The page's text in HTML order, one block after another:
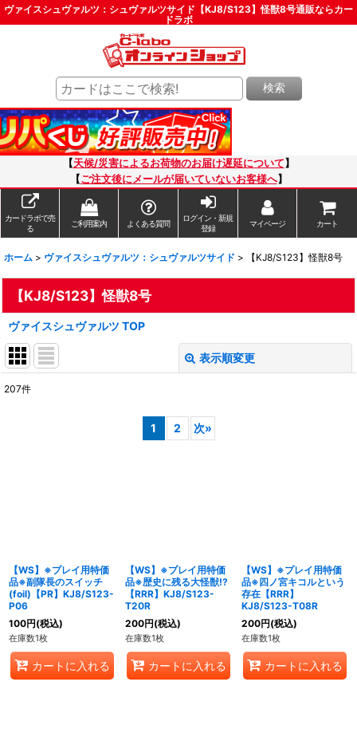
ヴァイスシュヴァルツ：シュヴァルツサイド【KJ8/S123】怪獣8号通販ならカー
ドラボ
検索
【天候/災害によるお荷物のお届け遅延について 】
【ご注文後にメールが届いていないお客様へ】
カードラボで売
る
ご利用案内 よくある質問
ログイン・新規
登録
マイページ カート
ホーム > ヴァイスシュヴァルツ：シュヴァルツサイド > 【KJ8/S123】怪獣8号
【KJ8/S123】怪獣8号
ヴァイスシュヴァルツ TOP
表示順変更
207件
1 2 次»
【WS】※プレイ用特価
品※副隊長のスイッチ
(foil)【PR】KJ8/S123-
P06
100円(税込)
在庫数1枚
カートに入れる
【WS】※プレイ用特価
品※歴史に残る大怪獣!?
【RRR】KJ8/S123-
T20R
200円(税込)
在庫数1枚
カートに入れる
【WS】※プレイ用特価
品※四ノ宮キコルという
存在【RRR】
KJ8/S123-T08R
200円(税込)
在庫数1枚
カートに入れる